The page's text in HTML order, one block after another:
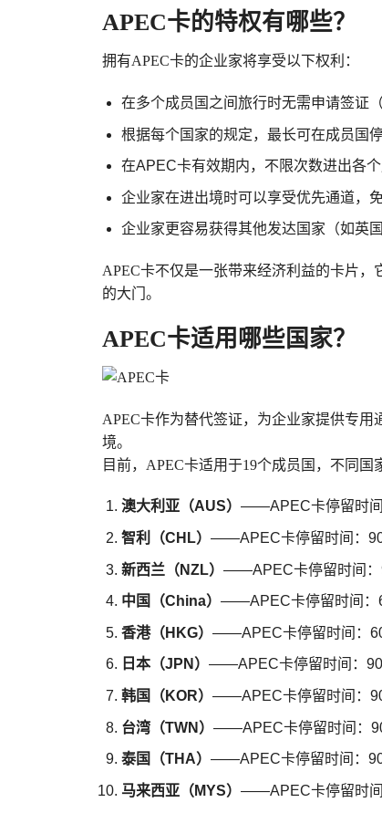
APEC卡的特权有哪些？
拥有APEC卡的企业家将享受以下权利：
在多个成员国之间旅行时无需申请签证
根据每个国家的规定，最长可在成员国
在APEC卡有效期内，不限次数进出各个
企业家在进出境时可以享受优先通道，
企业家更容易获得其他发达国家（如英
APEC卡不仅是一张带来经济利益的卡片
的大门。
APEC卡适用哪些国家？
APEC卡作为替代签证，为企业家提供专
境。
目前，APEC卡适用于19个成员国，不同国
澳大利亚（AUS） ——APEC卡停留时
智利（CHL） ——APEC卡停留时间：
新西兰（NZL） ——APEC卡停留时间：
中国（China） ——APEC卡停留时间：
香港（HKG） ——APEC卡停留时间：
日本（JPN） ——APEC卡停留时间：
韩国（KOR） ——APEC卡停留时间：
台湾（TWN） ——APEC卡停留时间：
泰国（THA） ——APEC卡停留时间：
马来西亚（MYS） ——APEC卡停留时